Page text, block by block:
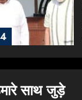
4
साथ जुड़े